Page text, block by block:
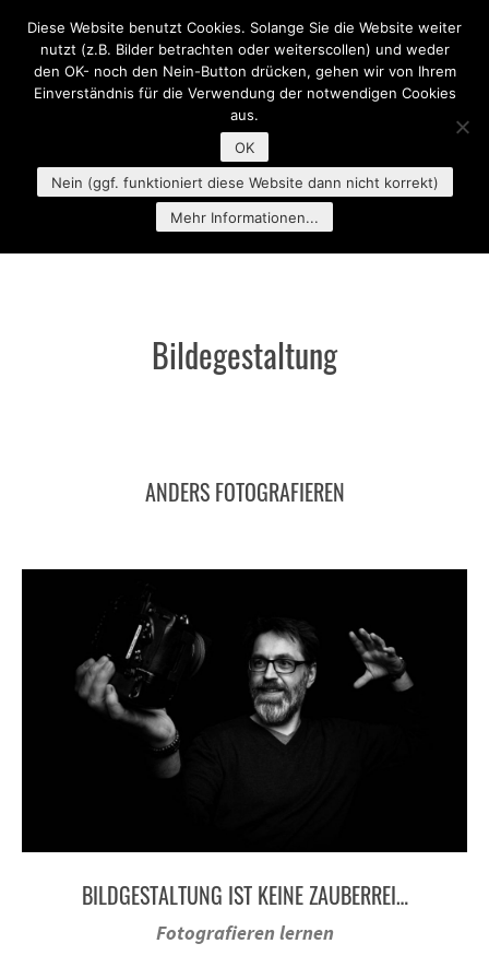
MENU
Bildegestaltung
ANDERS FOTOGRAFIEREN
BILDGESTALTUNG IST KEINE ZAUBERREI…
Fotografieren lernen
Diese Website benutzt Cookies. Solange Sie die Website weiter
nutzt (z.B. Bilder betrachten oder weiterscollen) und weder
den OK- noch den Nein-Button drücken, gehen wir von Ihrem
Einverständnis für die Verwendung der notwendigen Cookies
aus.
OK
Nein (ggf. funktioniert diese Website dann nicht korrekt)
Mehr Informationen...